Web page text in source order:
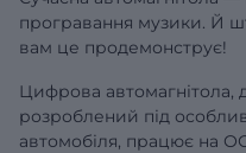
програвання музики. Й
вам це продемонструє!
Цифрова автомагнітола,
розроблений під
автомобіля, працює на